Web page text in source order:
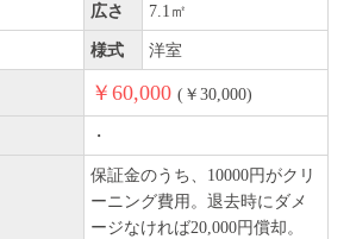
広さ 7.1㎡
様式 洋室
￥60,000 (￥30,000)
・
保証金のうち、10000円がクリ
ーニング費用。退去時にダメ
ージなければ20,000円償却。